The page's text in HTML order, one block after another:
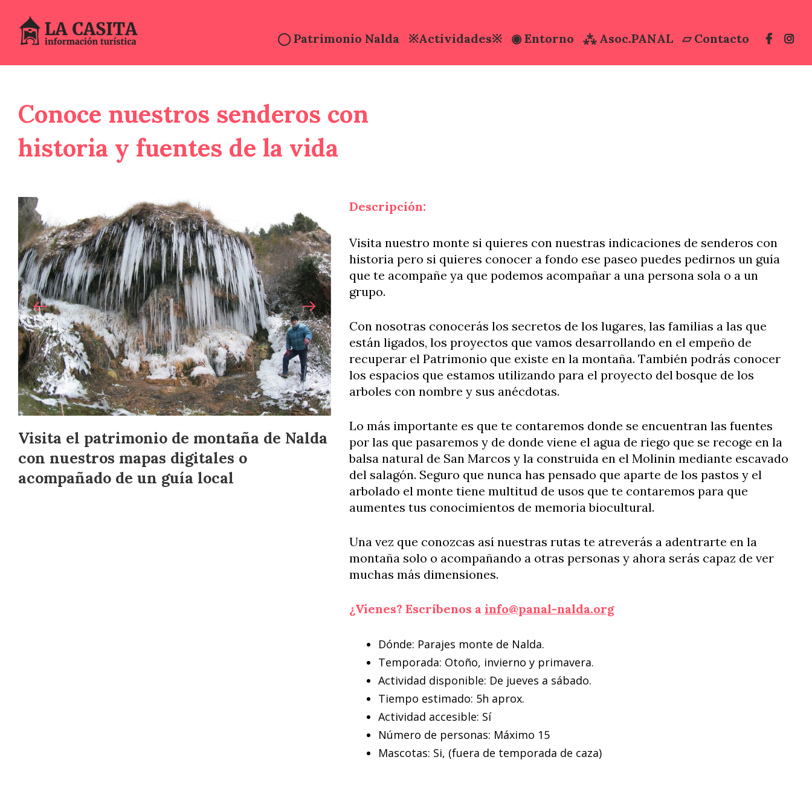
◯ Patrimonio Nalda
◯ Fiestas Ciruela
※Actividades※ ◉ Entorno ⁂ Asoc.PANAL ▱ Contacto
Conoce nuestros senderos con
historia y fuentes de la vida
Visita el patrimonio de montaña de Nalda
con nuestros mapas digitales o
acompañado de un guía local
Descripción:
Visita nuestro monte si quieres con nuestras indicaciones de senderos con
historia pero si quieres conocer a fondo ese paseo puedes pedirnos un guía
que te acompañe ya que podemos acompañar a una persona sola o a un
grupo.
Con nosotras conocerás los secretos de los lugares, las familias a las que
están ligados, los proyectos que vamos desarrollando en el empeño de
recuperar el Patrimonio que existe en la montaña. También podrás conocer
los espacios que estamos utilizando para el proyecto del bosque de los
arboles con nombre y sus anécdotas.
Lo más importante es que te contaremos donde se encuentran las fuentes
por las que pasaremos y de donde viene el agua de riego que se recoge en la
balsa natural de San Marcos y la construida en el Molinin mediante escavado
del salagón. Seguro que nunca has pensado que aparte de los pastos y el
arbolado el monte tiene multitud de usos que te contaremos para que
aumentes tus conocimientos de memoria biocultural.
Una vez que conozcas así nuestras rutas te atreverás a adentrarte en la
montaña solo o acompañando a otras personas y ahora serás capaz de ver
muchas más dimensiones.
¿Vienes? Escríbenos a info@panal-nalda.org
Dónde: Parajes monte de Nalda.
Temporada: Otoño, invierno y primavera.
Actividad disponible: De jueves a sábado.
Tiempo estimado: 5h aprox.
Actividad accesible: Sí
Número de personas: Máximo 15
Mascotas: Si, (fuera de temporada de caza)